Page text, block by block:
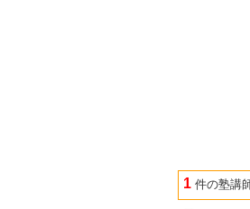
1 件の塾講